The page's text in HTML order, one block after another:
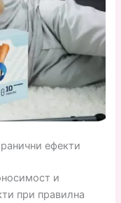
ефекти
и
при правилна